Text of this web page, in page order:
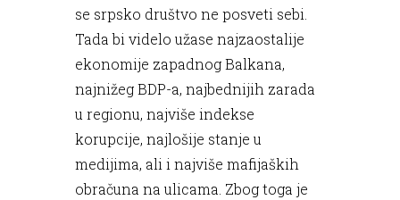
se srpsko društvo ne posveti sebi.
Tada bi videlo užase najzaostalije
ekonomije zapadnog Balkana,
najnižeg BDP-a, najbednijih zarada
u regionu, najviše indekse
korupcije, najlošije stanje u
medijima, ali i najviše mafijaških
obračuna na ulicama. Zbog toga je